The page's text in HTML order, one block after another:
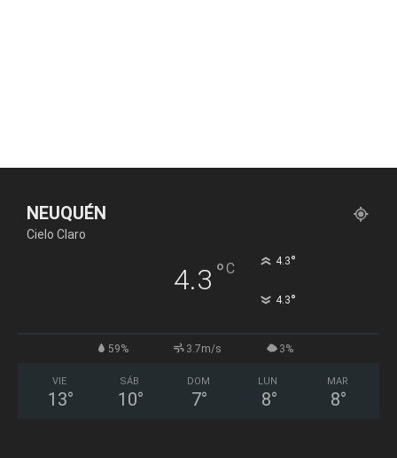
NEUQUÉN
Cielo Claro
4.3 °C 4.3°
4.3°
59% 3.7m/s 3%
VIE
13°
SÁB
10°
DOM
7°
LUN
8°
MAR
8°